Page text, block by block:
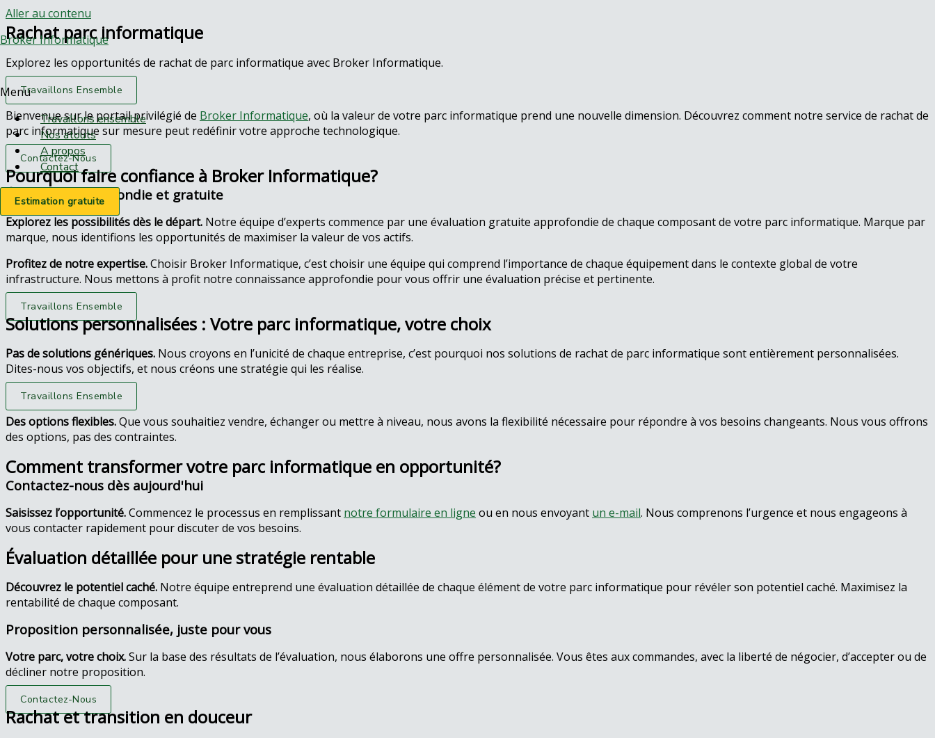
Aller au contenu
Broker Informatique
Menu
Travaillons ensemble
Nos atouts
A propos
Contact
Estimation gratuite
Rachat parc informatique
Explorez les opportunités de rachat de parc informatique avec Broker Informatique.
Travaillons Ensemble
Bienvenue sur le portail privilégié de Broker Informatique, où la valeur de votre parc informatique prend une nouvelle dimension. Découvrez comment notre service de rachat de
parc informatique sur mesure peut redéfinir votre approche technologique.
Contactez-Nous
Pourquoi faire confiance à Broker Informatique?
Évaluation approfondie et gratuite
Explorez les possibilités dès le départ. Notre équipe d’experts commence par une évaluation gratuite approfondie de chaque composant de votre parc informatique. Marque par
marque, nous identifions les opportunités de maximiser la valeur de vos actifs.
Profitez de notre expertise.Choisir Broker Informatique, c’est choisir une équipe qui comprend l’importance de chaque équipement dans le contexte global de votre
infrastructure. Nous mettons à profit notre connaissance approfondie pour vous offrir une évaluation précise et pertinente.
Travaillons Ensemble
Solutions personnalisées : Votre parc informatique, votre choix
Pas de solutions génériques. Nous croyons en l’unicité de chaque entreprise, c’est pourquoi nos solutions de rachat de parc informatique sont entièrement personnalisées.
Dites-nous vos objectifs, et nous créons une stratégie qui les réalise.
Travaillons Ensemble
Des options flexibles.Que vous souhaitiez vendre, échanger ou mettre à niveau, nous avons la flexibilité nécessaire pour répondre à vos besoins changeants. Nous vous offrons
des options, pas des contraintes.
Comment transformer votre parc informatique en opportunité?
Contactez-nous dès aujourd'hui
Saisissez l’opportunité.Commencez le processus en remplissant notre formulaire en ligne ou en nous envoyant un e-mail. Nous comprenons l’urgence et nous engageons à
vous contacter rapidement pour discuter de vos besoins.
Évaluation détaillée pour une stratégie rentable
Découvrez le potentiel caché. Notre équipe entreprend une évaluation détaillée de chaque élément de votre parc informatique pour révéler son potentiel caché. Maximisez la
rentabilité de chaque composant.
Proposition personnalisée, juste pour vous
Votre parc, votre choix.Sur la base des résultats de l’évaluation, nous élaborons une offre personnalisée. Vous êtes aux commandes, avec la liberté de négocier, d’accepter ou de
décliner notre proposition.
Contactez-Nous
Rachat et transition en douceur